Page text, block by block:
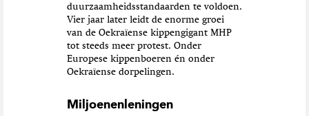
duurzaamheidsstandaarden tevoldoen.
Vier jaar later leidt de enorme groei
van de Oekraïense kippengigant MHP
tot steeds meer protest. Onder
Europese kippenboeren én onder
Oekraïense dorpelingen.
Miljoenenleningen